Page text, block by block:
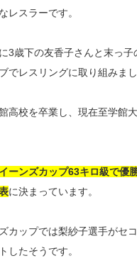
レスラーです。
3歳下の友香子さんと末っ子
でレスリングに取り組みまし
高校を卒業し、現在至学館
ーンズカップ63キロ級で優
に決まっています。
カップでは梨紗子選手がセ
したそうです。